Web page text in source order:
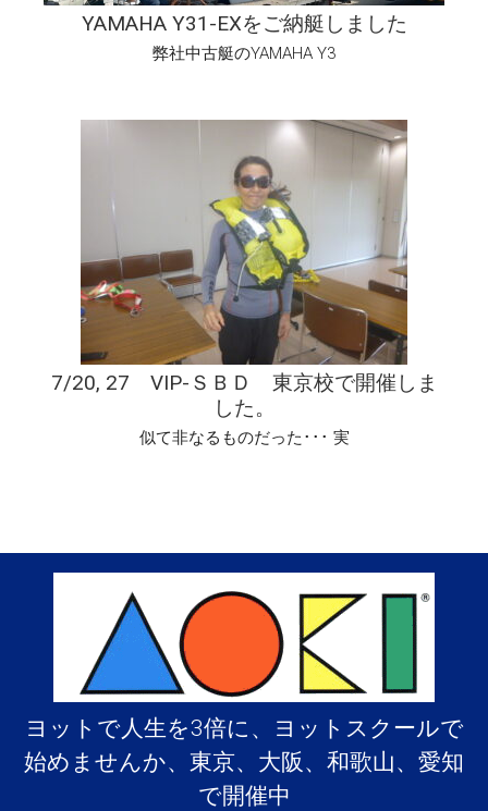
YAMAHA Y31-EXをご納艇しました
弊社中古艇のYAMAHA Y3
7/20, 27 VIP-ＳＢＤ 東京校で開催しま
した。
似て非なるものだった･･･ 実
ヨットで人生を3倍に、ヨットスクールで
始めませんか、東京、大阪、和歌山、愛知
で開催中